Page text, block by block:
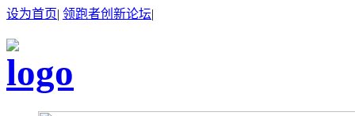
设为首页| 领跑者创新论坛|